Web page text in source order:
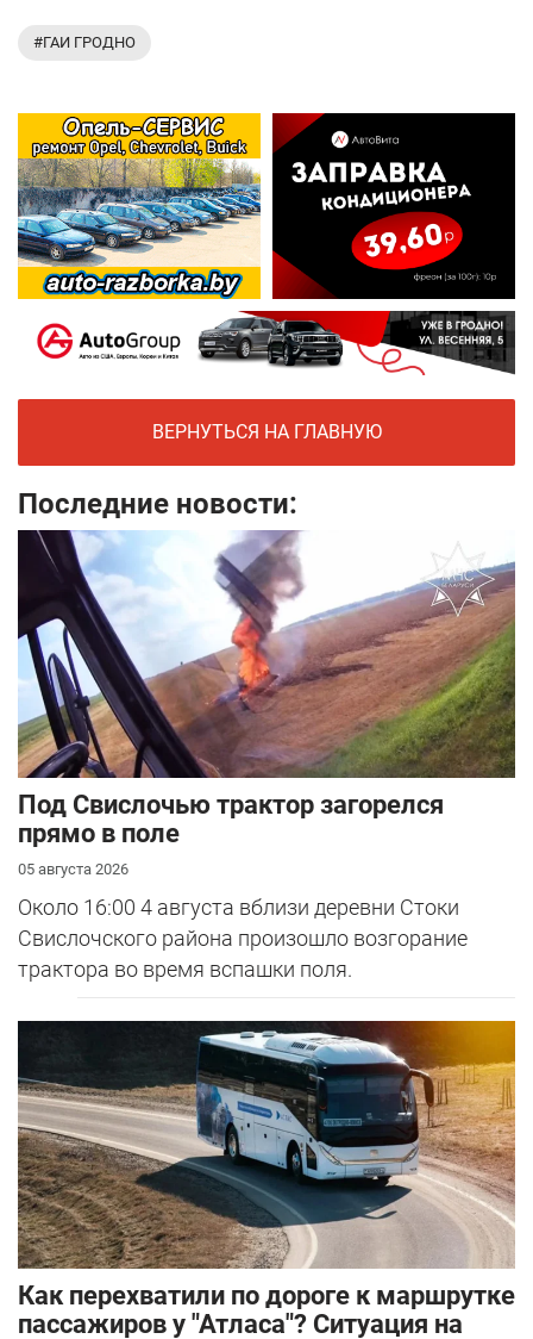
#ГАИ ГРОДНО
ВЕРНУТЬСЯ НА ГЛАВНУЮ
Последние новости:
Под Свислочью трактор загорелся
прямо в поле
05 августа 2026
Около 16:00 4 августа вблизи деревни Стоки
Свислочского района произошло возгорание
трактора во время вспашки поля.
Как перехватили по дороге к маршрутке
пассажиров у "Атласа"? Ситуация на